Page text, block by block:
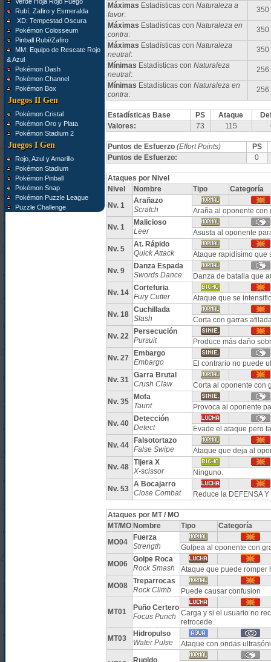
Rubí, Zafiro y Esmeralda
XD: Tempestad Oscura
Pokémon Colosseum
Pinball Rubí/Zafiro
MM: Equipo de Rescate Rojo
& Azul
Pokémon Dash
Pokémon Channel
Pokémon Box
Juegos II Gen
Pokémon Cristal
Pokémon Oro y Plata
Pokémon Stadium 2
Juegos I Gen
Rojo, Azul y Amarillo
Pokémon Stadium
Pokémon Pinball
Pokémon Snap
Pokémon Puzzle League
Puzzle Challenge
Máximas Estadísticas con Naturaleza a
favor:
350
Máximas Estadísticas con Naturaleza en
contra:
350
Máximas Estadísticas con Naturaleza
neutral:
350
Mínimas Estadísticas con Naturaleza
neutral:
256
Mínimas Estadísticas con Naturaleza en
contra:
256
Estadísticas Base PS Ataque
Valores:
73 115
Puntos de Esfuerzo (Effort Points)
PS
Puntos de Esfuerzo:
0
Ataques por Nivel
Nivel
Nombre Tipo
Categoría
Nv. 1
Arañazo
Scratch
Araña al oponente con
Nv. 1
Malicioso
Leer
Asusta al oponente
Nv. 5
At. Rápido
Quick Attack
Ataque rapidísimo que
Nv. 9
Danza Espada
Swords Dance
Danza de batalla que
Nv. 14
Cortefuria
Fury Cutter
Ataque que se
Nv. 18
Cuchillada
Slash
Corta con garras
Nv. 22
Persecución
Pursuit
Produce más daño
Nv. 27
Embargo
Embargo
El contrario no puede
Nv. 31
Garra Brutal
Crush Claw
Corta al oponente con
Nv. 35
Mofa
Taunt
Provoca al oponente
Nv. 40
Detección
Detect
Evade el ataque pero
Nv. 44
Falsotortazo
False Swipe
Ataque que deja al
Nv. 48
Tijera X
X-scissor
Ninguno.
Nv. 53
A Bocajarro
Close Combat
Reduce la DEFENSA Y
Ataques por MT / MO
MT/MO Nombre Tipo
Categoría
MO04
Fuerza
Strength
Golpea al oponente con
MO06
Golpe Roca
Rock Smash
Ataque que puede romper
MO08
Treparrocas
Rock Climb
Puede causar confusion
MT01
Puño Certero
Focus Punch
Carga y si el usuario no
retrocede.
MT03
Hidropulso
Water Pulse
Ataque con ondas
Rugido